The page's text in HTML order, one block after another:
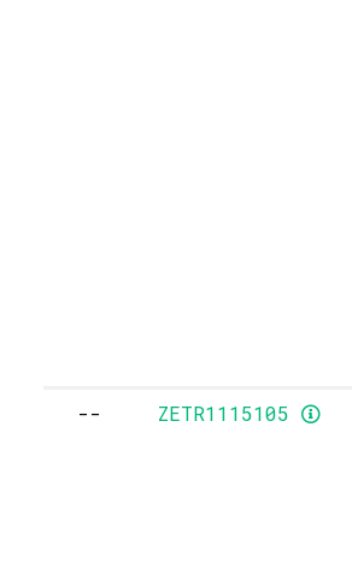
-- ZETR1115105